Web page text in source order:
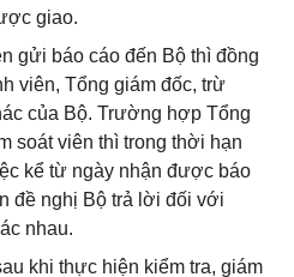
giao.
gửi báo cáo đến Bộ thì đồng
viên, Tổng giám đốc, trừ
của Bộ. Trường hợp Tổng
soát viên thì trong thời hạn
kể từ ngày nhận được báo
đề nghị Bộ trả lời đối với
nhau.
khi thực hiện kiểm tra, giám